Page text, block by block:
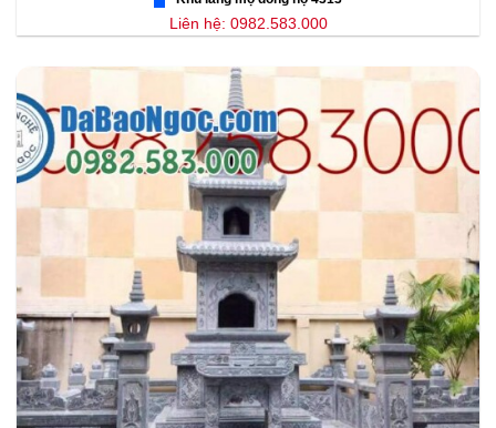
Liên hệ: 0982.583.000